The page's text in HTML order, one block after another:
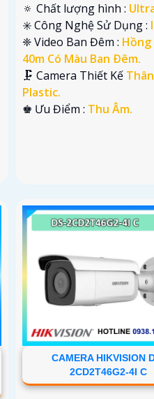
🔅 Chất lượng hình : Ultra
✳️ Công Nghệ Sử Dụng :
❈ Video Ban Đêm : Hồng
40m Có Màu Ban Ðêm.
🗜️ Camera Thiết Kế Thân
Plastic.
️♚ Ưu Điểm : Thu Âm.
CAMERA HIKVISION
2CD2T46G2-4I C